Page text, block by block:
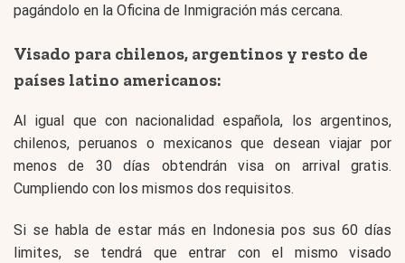
pagándolo en la Oficina de Inmigración más cercana.
Visado para chilenos, argentinos y resto de
países latino americanos:
Al igual que con nacionalidad española, los argentinos,
chilenos, peruanos o mexicanos que desean viajar por
menos de 30 días obtendrán visa on arrival gratis.
Cumpliendo con los mismos dos requisitos.
Si se habla de estar más en Indonesia pos sus 60 días
limites, se tendrá que entrar con el mismo visado